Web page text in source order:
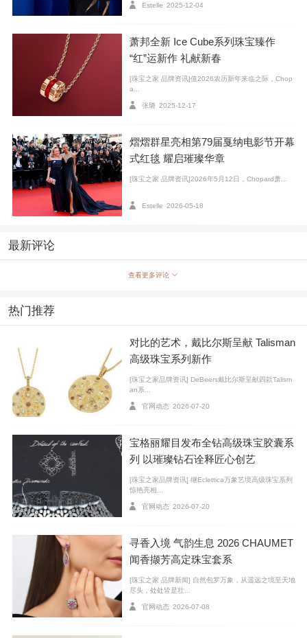
Chopard 萧邦 全新L’Heure du Diamant钻时诗翩系列 项链
L’ Heure du Diamant钻时诗翩系列作品以当代设计演
绎经典，以独特风格诠释品牌精髓，凝聚了卡尔·舍费尔
先生（Karin Scheufele）和卡琳女士（Karl）的远见卓
识，融汇家族世代传承的钻石镶嵌工艺，成就非凡之
作。
技术规格
Estelle 2025-12-04
萧邦全新 Ice Cube系列珠宝臻作
“红”运新作 礼献新春
[珠宝之家 品牌资讯]值2026农历新年来临之际，Chop
a...
张璐 2025-12-17
熠熠群星亮相第79届戛纳电影节开幕
式红毯 耀启璀璨华章
[珠宝之家 品牌资讯]2026年5月12日，Chopard萧...
Estelle 2026-05-18
最新评论
查看更多评论
热门推荐
对比的艺术，戴比尔斯呈献 Talisman
高级珠宝系列新作
[珠宝之家品牌资讯] DeBeers戴比尔斯呈献四款Talism
an系...
官网动态 2026-07-20
宝格丽耀目发布全钻高级珠宝胶囊系
列 以璀璨钻石诠释匠心创艺
[珠宝之家品牌资讯] 继Eclettica万象艺境高级珠宝系列
惊艳亮相...
官网动态 2026-07-20
寻香入境 气韵生息 2026 CHAUMET
闻香撷芳高定珠宝套系
[珠宝之家 品牌新闻] 自然包罗万象，从遥远之境至天地
尽头，处处皆是壮...
官网动态 2026-07-08